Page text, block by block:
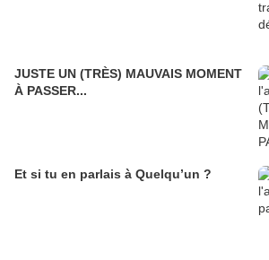
JUSTE UN (TRÈS) MAUVAIS MOMENT
À PASSER...
Et si tu en parlais à Quelqu’un ?